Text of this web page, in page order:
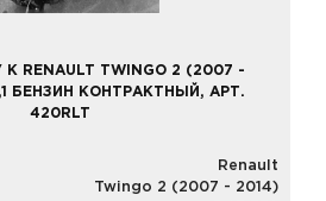
RENAULT TWINGO 2 (2007 -
БЕНЗИН КОНТРАКТНЫЙ, АРТ.
420RLT
Renault
Twingo 2 (2007 - 2014)